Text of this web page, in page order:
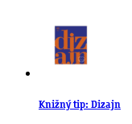
Knižný tip: Dizajn